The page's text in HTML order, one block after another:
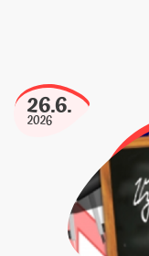
26.6.
2026